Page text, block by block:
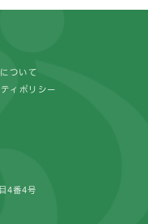
ついて
ィポリシー
4番4号